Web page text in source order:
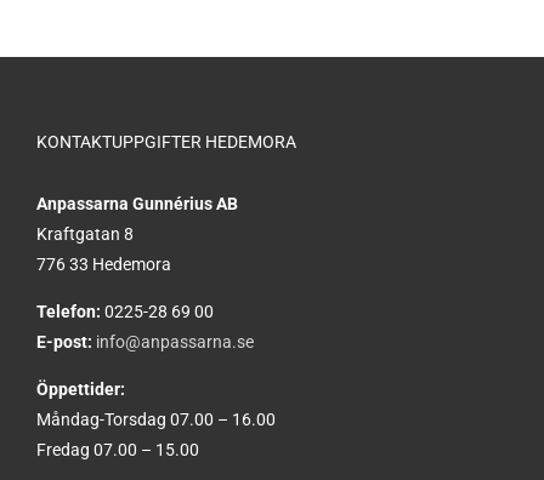
KONTAKTUPPGIFTER HEDEMORA
Anpassarna Gunnérius AB
Kraftgatan 8
776 33 Hedemora
Telefon: 0225-28 69 00
E-post: info@anpassarna.se
Öppettider:
Måndag-Torsdag 07.00 – 16.00
Fredag 07.00 – 15.00